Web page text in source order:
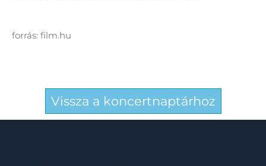
forrás: film.hu
Vissza a koncertnaptárhoz